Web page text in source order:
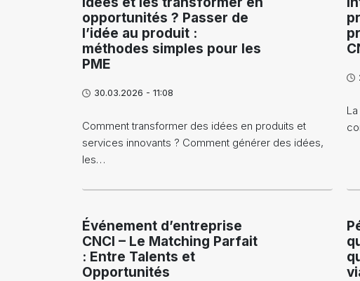
opportunités ? Passer de
l’idée au produit :
méthodes simples pour les
PME
30.03.2026 - 11:08
Comment transformer des idées en produits et
services innovants ? Comment générer des idées,
les…
Événement d’entreprise
CNCI – Le Matching Parfait
: Entre Talents et
Opportunités